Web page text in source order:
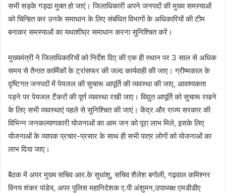
सभी सड़के गड्ढा मुक्त हो जाएं। जिलाधिकारी अपने जनपदों की मुख्य समस्याओं
को चिन्हित कर उनके समाधान के लिए संबंधित विभागों के अधिकारियों की टीम
बनाकर समस्याओं का यथाशीघ्र समाधान करना सुनिश्चित करें।
मुख्यमंत्री ने जिलाधिकारियों को निर्देश दिए की एक ही स्थान पर 3 साल से अधिक
समय से तैनात कार्मिकों के ट्रांसफर की जल्द कार्यवाही की जाए। ग्रीष्मकाल के
दृष्टिगत जनपदों में पेयजल की सुचारू आपूर्ति की व्यवस्था की जाए, आवश्यकता
पड़ने पर पेयजल टैंकरों की पूर्ण व्यवस्था रखी जाए। विद्युत आपूर्ति को सुचारू रखने
के लिए सभी व्यवस्थाएं पहले से सुनिश्चित की जाएं। केंद्र और राज्य सरकार की
विभिन्न जनकल्याणकारी योजनाओं का आम जन को पूरा लाभ मिले, इसके लिए
योजनाओं के व्यापक प्रचार-प्रसार के साथ ही सभी पात्र लोगों को योजनाओं का
लाभ दिया जाए।
बैठक में अपर मुख्य सचिव आर.के सुधांशु, सचिव शैलेश बगोली, गढ़वाल कमिश्नर
विनय शंकर पांडेय, अपर पुलिस महानिदेशक ए.पी अंशुमन,उपाध्यक्ष एमडीडीए